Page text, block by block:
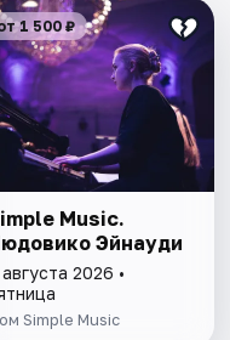
1 500 ₽
Music.
Эйнауди
2026 •
Simple Music